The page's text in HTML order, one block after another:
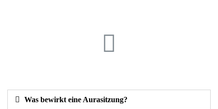
Was bewirkt eine Aurasitzung?